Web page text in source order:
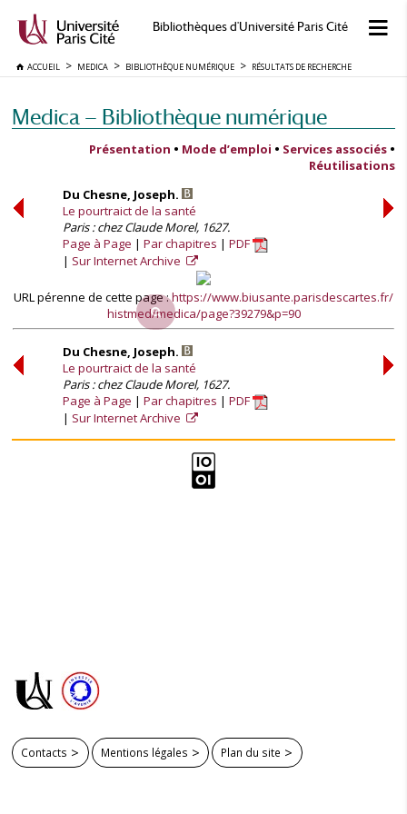
Bibliothèques d'Université Paris Cité
ACCUEIL MEDICA BIBLIOTHÈQUE NUMÉRIQUE RÉSULTATS DE RECHERCHE
Medica — Bibliothèque numérique
Présentation • Mode d’emploi • Services associés •
Réutilisations
Du Chesne, Joseph.
Le pourtraict de la santé
Paris : chez Claude Morel, 1627.
Page à Page
Par chapitres
PDF
Sur Internet Archive
URL pérenne de cette page :https://www.biusante.parisdescartes.fr/
histmed/medica/page?39279&p=90
Du Chesne, Joseph.
Le pourtraict de la santé
Paris : chez Claude Morel, 1627.
Page à Page
Par chapitres
PDF
Sur Internet Archive
Contacts Mentions légales Plan du site